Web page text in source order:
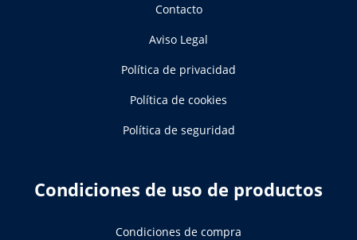
Contacto
Aviso Legal
Política de privacidad
Política de cookies
Política de seguridad
Condiciones de uso de productos
Condiciones de compra